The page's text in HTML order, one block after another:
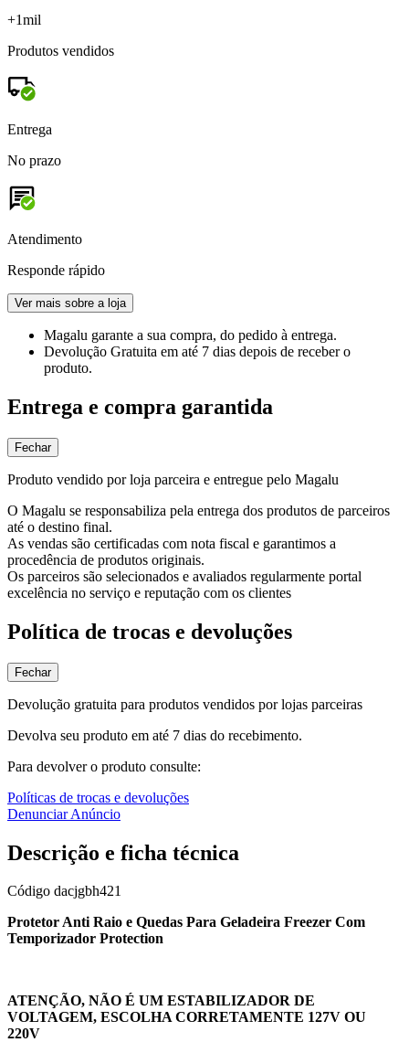
+1mil
Produtos vendidos
Entrega
No prazo
Atendimento
Responde rápido
Ver mais sobre a loja
Magalu garante a sua compra, do pedido à entrega.
Devolução Gratuita em até 7 dias depois de receber o
produto.
Entrega e compra garantida
Fechar
Produto vendido por loja parceira e entregue pelo Magalu
O Magalu se responsabiliza pela entrega dos produtos de parceiros
até o destino final.
As vendas são certificadas com nota fiscal e garantimos a
procedência de produtos originais.
Os parceiros são selecionados e avaliados regularmente portal
excelência no serviço e reputação com os clientes
Política de trocas e devoluções
Fechar
Devolução gratuita para produtos vendidos por lojas parceiras
Devolva seu produto em até 7 dias do recebimento.
Para devolver o produto consulte:
Políticas de trocas e devoluções
Denunciar Anúncio
Descrição e ficha técnica
Código dacjgbh421
Protetor Anti Raio e Quedas Para Geladeira Freezer Com
Temporizador Protection
ATENÇÃO, NÃO É UM ESTABILIZADOR DE
VOLTAGEM, ESCOLHA CORRETAMENTE 127V OU
220V